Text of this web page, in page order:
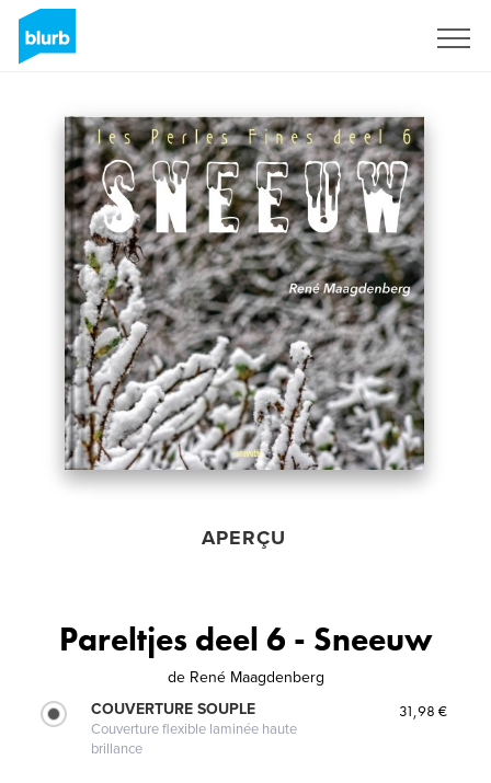
APERÇU
Pareltjes deel 6 - Sneeuw
de René Maagdenberg
COUVERTURE SOUPLE
Couverture flexible laminée haute
brillance
31,98 €